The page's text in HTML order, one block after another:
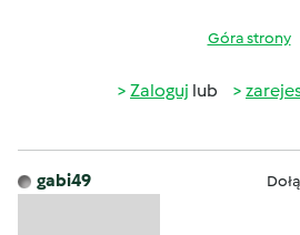
Góra strony
Zaloguj lub
gabi49